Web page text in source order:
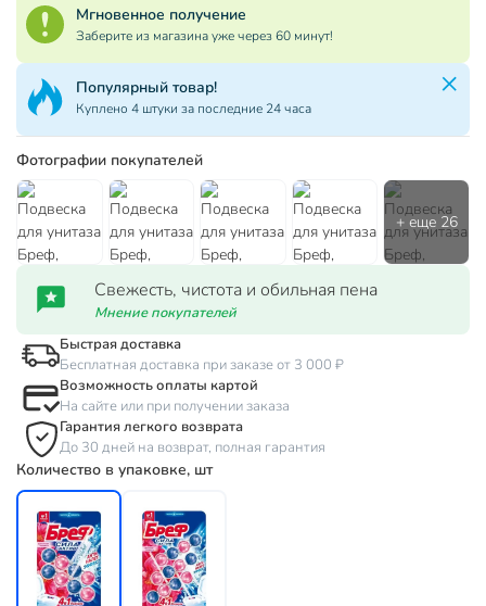
Мгновенное получение
Заберите из магазина уже через 60 минут!
Популярный товар!
Куплено 4 штуки за последние 24 часа
Фотографии покупателей
Свежесть, чистота и обильная пена
Мнение покупателей
Быстрая доставка
Бесплатная доставка при заказе от 3 000 ₽
Возможность оплаты картой
На сайте или при получении заказа
Гарантия легкого возврата
До 30 дней на возврат, полная гарантия
Количество в упаковке, шт